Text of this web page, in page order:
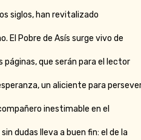
siglos, han revitalizado
El Pobre de Asís surge vivo de
páginas, que serán para el lector
un aliciente para
inestimable en el
dudas lleva a buen fin: el de la